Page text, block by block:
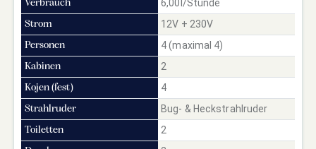
Verbrauch 6,00l/Stunde
Strom 12V + 230V
Personen 4 (maximal 4)
Kabinen 2
Kojen (fest) 4
Strahlruder Bug- & Heckstrahlruder
Toiletten 2